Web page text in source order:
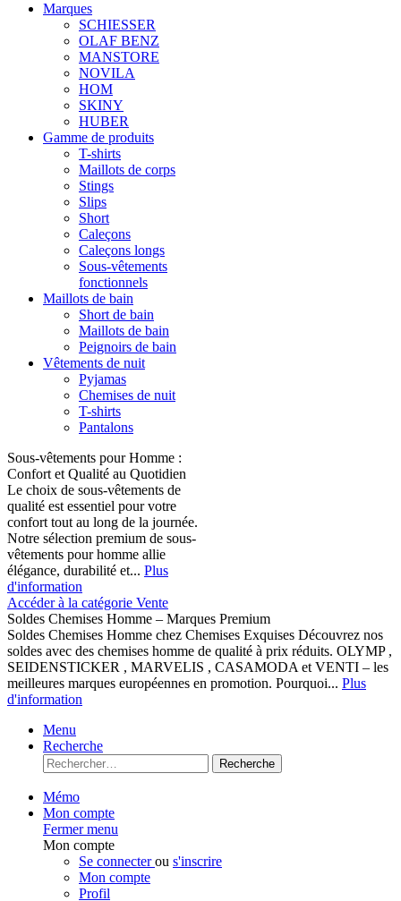
Marques
SCHIESSER
OLAF BENZ
MANSTORE
NOVILA
HOM
SKINY
HUBER
Gamme de produits
T-shirts
Maillots de corps
Stings
Slips
Short
Caleçons
Caleçons longs
Sous-vêtements
fonctionnels
Maillots de bain
Short de bain
Maillots de bain
Peignoirs de bain
Vêtements de nuit
Pyjamas
Chemises de nuit
T-shirts
Pantalons
Sous-vêtements pour Homme :
Confort et Qualité au Quotidien
Le choix de sous-vêtements de
qualité est essentiel pour votre
confort tout au long de la journée.
Notre sélection premium de sous-
vêtements pour homme allie
élégance, durabilité et... Plus
d'information
Accéder à la catégorie Vente
Soldes Chemises Homme – Marques Premium
Soldes Chemises Homme chez Chemises Exquises Découvrez nos
soldes avec des chemises homme de qualité à prix réduits. OLYMP ,
SEIDENSTICKER , MARVELIS , CASAMODA et VENTI – les
meilleures marques européennes en promotion. Pourquoi... Plus
d'information
Menu
Recherche
Recherche
Mémo
Mon compte
Fermer menu
Mon compte
Se connecterou s'inscrire
Mon compte
Profil